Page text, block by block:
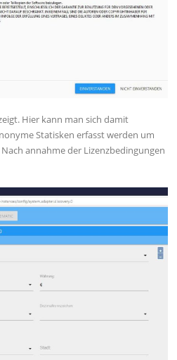
Hier kann man sich damit
Statisken erfasst werden um
annahme der Lizenzbedingungen